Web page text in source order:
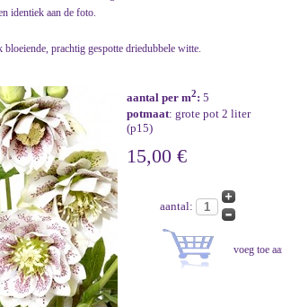
identiek aan de foto.
prachtig gespotte driedubbele witte.
aantal per m2: 5
potmaat: grote pot 2 liter
(p15)
15,00 €
aantal: